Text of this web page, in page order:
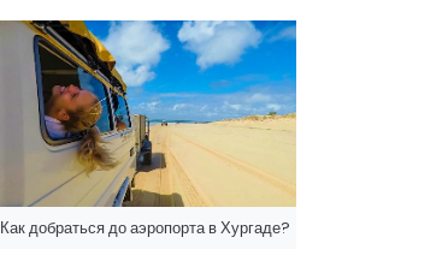
Как добраться до аэропорта в Хургаде?